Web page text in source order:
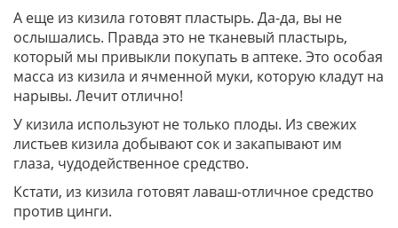
А еще из кизила готовят пластырь. Да-да, вы не
ослышались. Правда это не тканевый пластырь,
который мы привыкли покупать в аптеке. Это особая
масса из кизила и ячменной муки, которую кладут на
нарывы. Лечит отлично!
У кизила используют не только плоды. Из свежих
листьев кизила добывают сок и закапывают им
глаза, чудодейственное средство.
Кстати, из кизила готовят лаваш-отличное средство
против цинги.